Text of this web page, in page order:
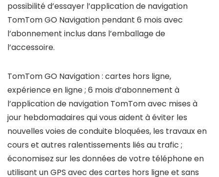
possibilité d’essayer l’application de navigation
TomTom GO Navigation pendant 6 mois avec
l’abonnement inclus dans l’emballage de
l’accessoire.
TomTom GO Navigation : cartes hors ligne,
expérience en ligne ; 6 mois d’abonnement à
l’application de navigation TomTom avec mises à
jour hebdomadaires qui vous aident à éviter les
nouvelles voies de conduite bloquées, les travaux en
cours et autres ralentissements liés au trafic ;
économisez sur les données de votre téléphone en
utilisant un GPS avec des cartes hors ligne et sans